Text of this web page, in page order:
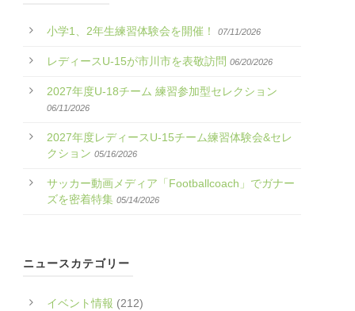
小学1、2年生練習体験会を開催！ 07/11/2026
レディースU-15が市川市を表敬訪問 06/20/2026
2027年度U-18チーム 練習参加型セレクション
06/11/2026
2027年度レディースU-15チーム練習体験会&セレ
クション 05/16/2026
サッカー動画メディア「Footballcoach」でガナー
ズを密着特集 05/14/2026
ニュースカテゴリー
イベント情報 (212)